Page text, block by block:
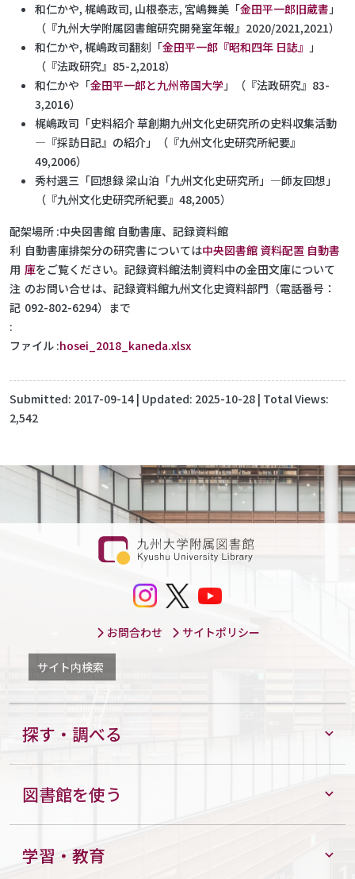
和仁かや, 梶嶋政司, 山根泰志, 宮嶋舞美「金田平一郎旧蔵書」
（『九州大学附属図書館研究開発室年報』2020/2021,2021）
和仁かや, 梶嶋政司翻刻「金田平一郎『昭和四年 日誌』 」
（『法政研究』85-2,2018）
和仁かや「金田平一郎と九州帝国大学」（『法政研究』83-
3,2016）
梶嶋政司「史料紹介 草創期九州文化史研究所の史料収集活動
―『採訪日記』の紹介」（『九州文化史研究所紀要』
49,2006）
秀村選三「回想録 梁山泊「九州文化史研究所」―師友回想」
（『九州文化史研究所紀要』48,2005）
配架場所 中央図書館 自動書庫、記録資料館
利
用
注
記
自動書庫排架分の研究書については中央図書館 資料配置 自動書
庫をご覧ください。記録資料館法制資料中の金田文庫について
のお問い合せは、記録資料館九州文化史資料部門（電話番号：
092-802-6294）まで
ファイル hosei_2018_kaneda.xlsx
Submitted: 2017-09-14 | Updated: 2025-10-28 | Total Views:
2,542
お問合わせ サイトポリシー
サイト内検索
探す・調べる
図書館を使う
学習・教育